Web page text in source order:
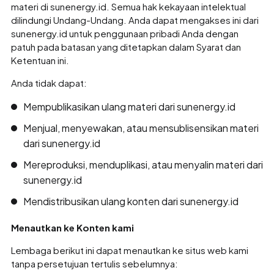
materi di sunenergy.id. Semua hak kekayaan intelektual
dilindungi Undang-Undang. Anda dapat mengakses ini dari
sunenergy.id untuk penggunaan pribadi Anda dengan
patuh pada batasan yang ditetapkan dalam Syarat dan
Ketentuan ini.
Anda tidak dapat:
Mempublikasikan ulang materi dari sunenergy.id
Menjual, menyewakan, atau mensublisensikan materi
dari sunenergy.id
Mereproduksi, menduplikasi, atau menyalin materi dari
sunenergy.id
Mendistribusikan ulang konten dari sunenergy.id
Menautkan ke Konten kami
Lembaga berikut ini dapat menautkan ke situs web kami
tanpa persetujuan tertulis sebelumnya: